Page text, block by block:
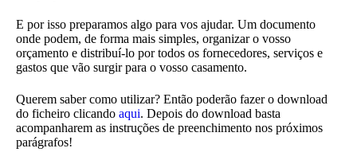
E por isso preparamos algo para vos ajudar. Um documento
onde podem, de forma mais simples, organizar o vosso
orçamento e distribuí-lo por todos os fornecedores, serviços e
gastos que vão surgir para o vosso casamento.
Querem saber como utilizar? Então poderão fazer o download
do ficheiro clicando aqui. Depois do download basta
acompanharem as instruções de preenchimento nos próximos
parágrafos!